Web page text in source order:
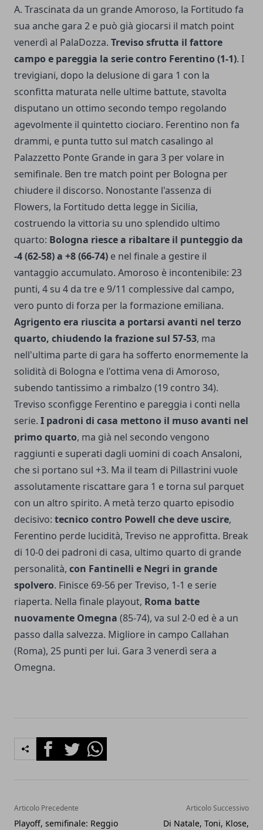
A. Trascinata da un grande Amoroso, la Fortitudo fa
sua anche gara 2 e può già giocarsi il match point
venerdì al PalaDozza. Treviso sfrutta il fattore
campo e pareggia la serie contro Ferentino (1-1). I
trevigiani, dopo la delusione di gara 1 con la
sconfitta maturata nelle ultime battute, stavolta
disputano un ottimo secondo tempo regolando
agevolmente il quintetto ciociaro. Ferentino non fa
drammi, e punta tutto sul match casalingo al
Palazzetto Ponte Grande in gara 3 per volare in
semifinale. Ben tre match point per Bologna per
chiudere il discorso. Nonostante l'assenza di
Flowers, la Fortitudo detta legge in Sicilia,
costruendo la vittoria su uno splendido ultimo
quarto: Bologna riesce a ribaltare il punteggio da
-4 (62-58) a +8 (66-74) e nel finale a gestire il
vantaggio accumulato. Amoroso è incontenibile: 23
punti, 4 su 4 da tre e 9/11 complessive dal campo,
vero punto di forza per la formazione emiliana.
Agrigento era riuscita a portarsi avanti nel terzo
quarto, chiudendo la frazione sul 57-53, ma
nell'ultima parte di gara ha sofferto enormemente la
solidità di Bologna e l'ottima vena di Amoroso,
subendo tantissimo a rimbalzo (19 contro 34).
Treviso sconfigge Ferentino e pareggia i conti nella
serie. I padroni di casa mettono il muso avanti nel
primo quarto, ma già nel secondo vengono
raggiunti e superati dagli uomini di coach Ansaloni,
che si portano sul +3. Ma il team di Pillastrini vuole
assolutamente riscattare gara 1 e torna sul parquet
con un altro spirito. A metà terzo quarto episodio
decisivo: tecnico contro Powell che deve uscire,
Ferentino perde lucidità, Treviso ne approfitta. Break
di 10-0 dei padroni di casa, ultimo quarto di grande
personalità, con Fantinelli e Negri in grande
spolvero. Finisce 69-56 per Treviso, 1-1 e serie
riaperta. Nella finale playout, Roma batte
nuovamente Omegna (85-74), va sul 2-0 ed è a un
passo dalla salvezza. Migliore in campo Callahan
(Roma), 25 punti per lui. Gara 3 venerdì sera a
Omegna.
FacebookTwitterWhatsapp
Articolo Precedente
Playoff, semifinale: Reggio
Articolo Successivo
Di Natale, Toni, Klose,